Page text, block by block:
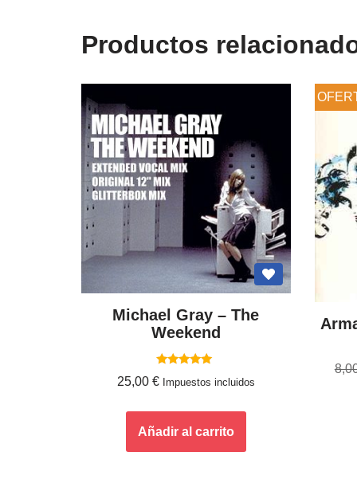
Productos
Michael Gray – The
Weekend
con
25,00 € Impuestos incluidos
Añadir al carrito